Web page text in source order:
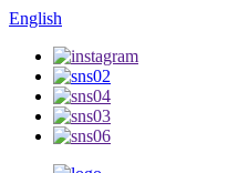
English